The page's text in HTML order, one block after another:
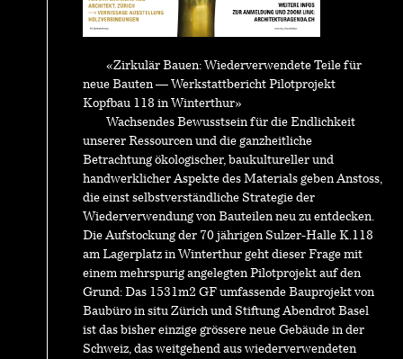
«Zirkulär Bauen: Wiederverwendete Teile für
neue Bauten — Werkstattbericht Pilotprojekt
Kopfbau 118 in Winterthur»
Wachsendes Bewusstsein für die Endlichkeit
unserer Ressourcen und die ganzheitliche
Betrachtung ökologischer, baukultureller und
handwerklicher Aspekte des Materials geben Anstoss,
die einst selbstverständliche Strategie der
Wiederverwendung von Bauteilen neu zu entdecken.
Die Aufstockung der 70 jährigen Sulzer-Halle K.118
am Lagerplatz in Winterthur geht dieser Frage mit
einem mehrspurig angelegten Pilotprojekt auf den
Grund: Das 1531m2 GF umfassende Bauprojekt von
Baubüro in situ Zürich und Stiftung Abendrot Basel
ist das bisher einzige grössere neue Gebäude in der
Schweiz, das weitgehend aus wiederverwendeten